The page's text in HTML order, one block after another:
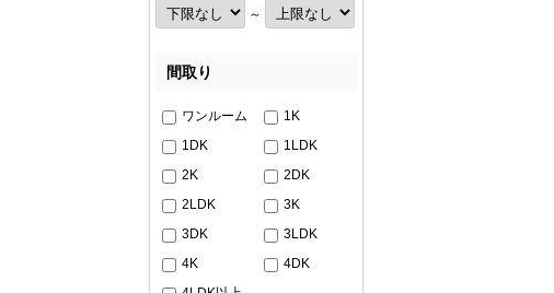
～
間取り
ワンルーム
1K
1DK
1LDK
2K
2DK
2LDK
3K
3DK
3LDK
4K
4DK